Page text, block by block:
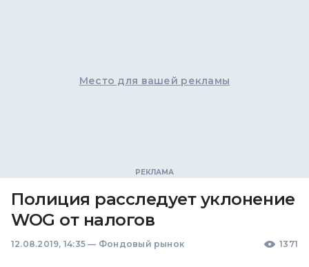
Место для вашей рекламы
Полиция расследует уклонение
WOG от налогов
12.08.2019, 14:35 — Фондовый рынок 1371